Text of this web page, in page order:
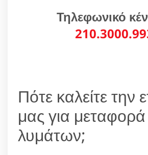
Τηλεφωνικό
Πότε καλείτε την
μας για μεταφορά
λυμάτων;